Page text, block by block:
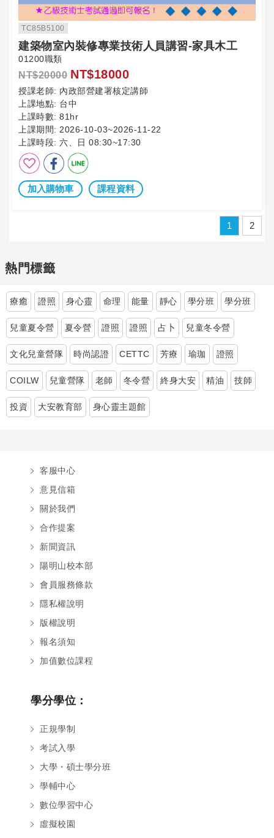
TC85B5100
建築物室內裝修專業技術人員講習-家具木工
01200職類
NT$20000 NT$18000
授課老師: 內政部營建署核定講師
上課地點: 台中
上課時數: 81hr
上課期間: 2026-10-03~2026-11-22
上課時段: 六、日 08:30~17:30
加入購物車 課程資料
1 2
熱門標籤
療癒 證照 身心靈 命理 能量 靜心 學分班 學分班
兒童夏令營 夏令營 證照 證照 占卜 兒童冬令營
文化兒童營隊 時尚認證 CETTC 芳療 瑜珈 證照
COILW 兒童營隊 老師 冬令營 終身大安 精油 技師
投資 大安教育部 身心靈主題館
客服中心
意見信箱
關於我們
合作提案
新聞資訊
陽明山校本部
會員服務條款
隱私權說明
版權說明
報名須知
加值數位課程
學分學位：
正規學制
考試入學
大學・碩士學分班
學輔中心
數位學習中心
虛擬校園